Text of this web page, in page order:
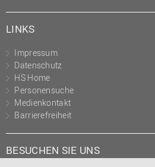
LINKS
Impressum
Datenschutz
HS Home
Personensuche
Medienkontakt
Barrierefreiheit
BESUCHEN SIE UNS